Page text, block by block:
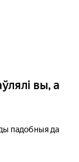
вы, а
падобныя да